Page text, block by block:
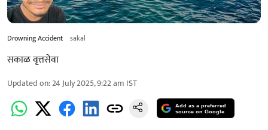
Drowning Accident sakal
सकाळ वृत्तसेवा
Updated on:24 July 2025, 9:22 am IST
Add as a preferred
source on Google